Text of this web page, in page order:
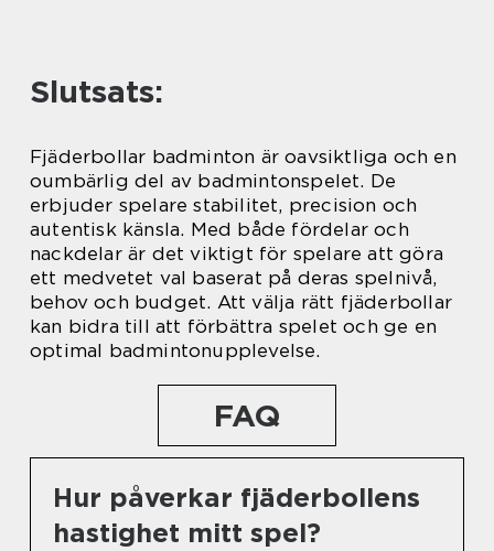
Slutsats:
Fjäderbollar badminton är oavsiktliga och en
oumbärlig del av badmintonspelet. De
erbjuder spelare stabilitet, precision och
autentisk känsla. Med både fördelar och
nackdelar är det viktigt för spelare att göra
ett medvetet val baserat på deras spelnivå,
behov och budget. Att välja rätt fjäderbollar
kan bidra till att förbättra spelet och ge en
optimal badmintonupplevelse.
FAQ
Hur påverkar fjäderbollens
hastighet mitt spel?